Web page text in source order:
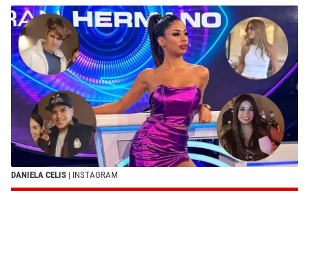
DANIELA CELIS | INSTAGRAM